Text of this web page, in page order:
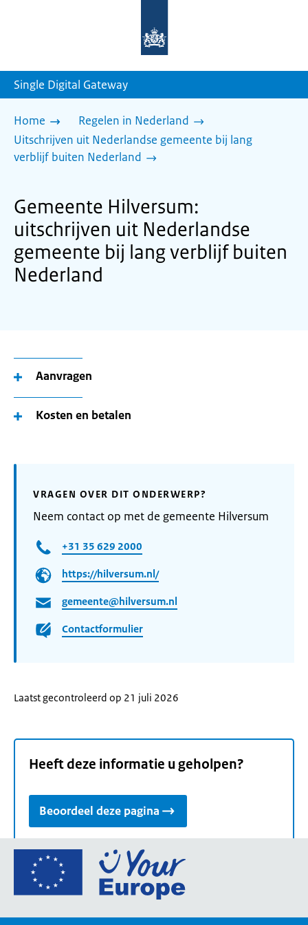
homepage
Single Digital Gateway
Home
Regelen in Nederland
Uitschrijven uit Nederlandse gemeente bij lang
verblijf buiten Nederland
Gemeente Hilversum:
uitschrijven uit Nederlandse
gemeente bij lang verblijf buiten
Nederland
Aanvragen
Kosten en betalen
VRAGEN OVER DIT ONDERWERP?
Neem contact op met de gemeente Hilversum
+31 35 629 2000
https://hilversum.nl/
gemeente@hilversum.nl
Contactformulier
Laatst gecontroleerd op 21 juli 2026
Heeft deze informatie u geholpen?
Beoordeel deze pagina
Ga
de